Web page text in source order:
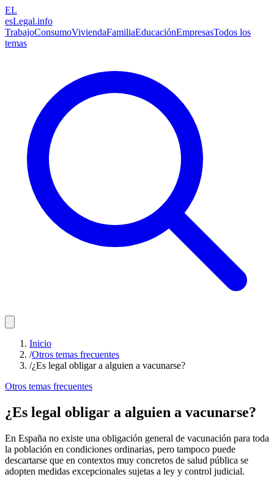
EL
esLegal.info
TrabajoConsumoViviendaFamiliaEducaciónEmpresasTodos los
temas
Inicio
/Otros temas frecuentes
/¿Es legal obligar a alguien a vacunarse?
Otros temas frecuentes
¿Es legal obligar a alguien a vacunarse?
En España no existe una obligación general de vacunación para toda
la población en condiciones ordinarias, pero tampoco puede
descartarse que en contextos muy concretos de salud pública se
adopten medidas excepcionales sujetas a ley y control judicial.